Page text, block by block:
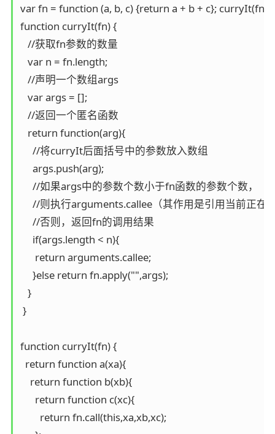
var fn = function (a, b, c) {return a + b + c};
function curryIt(fn) {
   //获取fn参数的数量
   var n = fn.length;
   //声明一个数组args
   var args = [];
   //返回一个匿名函数
   return function(arg){
     //将curryIt后面括号中的参数放入数组
     args.push(arg);
     //如果args中的参数个数小于fn函数的参数个数，
//则执行arguments.callee（其作用是引用当前正
     //否则，返回fn的调用结果
     if(args.length < n){
      return arguments.callee;
     }else return fn.apply("",args);
   }
}
function curryIt(fn) {
  return function a(xa){
    return function b(xb){
      return function c(xc){
        return fn.call(this,xa,xb,xc);